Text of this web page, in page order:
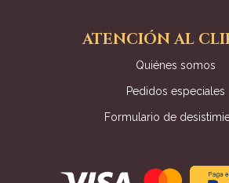
ATENCIÓN AL
Quiénes somos
Pedidos especiales
Formulario de